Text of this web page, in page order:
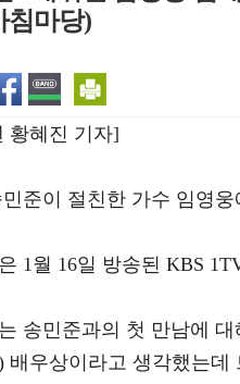
침마당)
황혜진 기자]
준이 절친한 가수 임영
1월 16일 방송된 KBS
송민준과의 첫 만남에
배우상이라고 생각했는